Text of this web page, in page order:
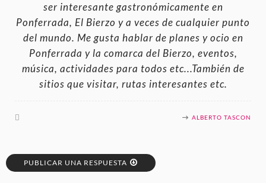
ser interesante gastronómicamente en
Ponferrada, El Bierzo y a veces de cualquier punto
del mundo. Me gusta hablar de planes y ocio en
Ponferrada y la comarca del Bierzo, eventos,
música, actividades para todos etc...También de
sitios que visitar, rutas interesantes etc.
ALBERTO TASCON
PUBLICAR UNA RESPUESTA